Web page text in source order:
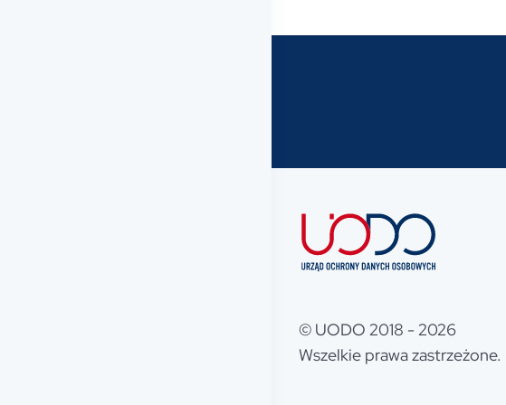
© UODO 2018 - 2026
Wszelkie prawa zastrzeżone.